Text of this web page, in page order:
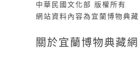
中華民國文化部 版權所有
網站資料內容為宜蘭博物典
關於宜蘭博物典藏網